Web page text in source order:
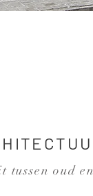
tussen oud